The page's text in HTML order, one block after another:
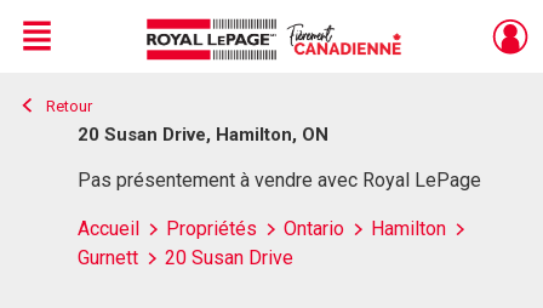
Live
En Direct
Menu
Retour
20 Susan Drive, Hamilton, ON
Pas présentement à vendre avec Royal LePage
Accueil Propriétés Ontario
Hamilton
Gurnett
20 Susan Drive